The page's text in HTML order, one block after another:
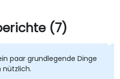
(7)
paar grundlegende Dinge
nützlich.